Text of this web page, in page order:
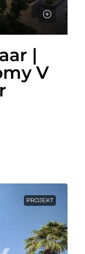
|
V
PROJEKT